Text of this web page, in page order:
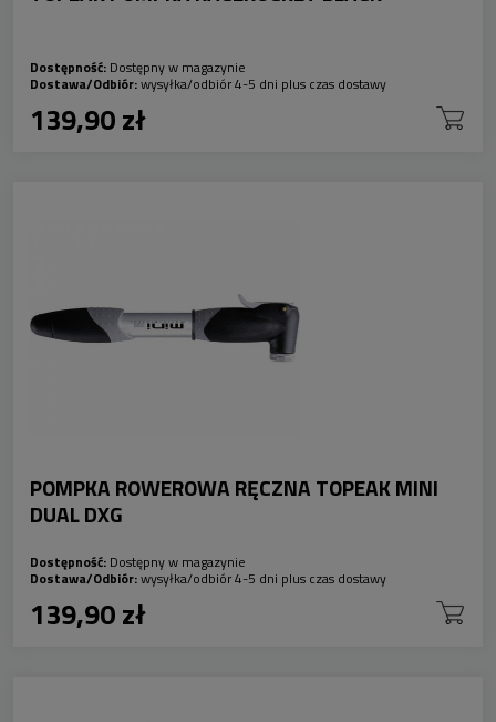
Dostępność: Dostępny w magazynie
Dostawa/Odbiór:wysyłka/odbiór 4-5 dni plus czas dostawy
139,90 zł
POMPKA ROWEROWA RĘCZNA TOPEAK MINI
DUAL DXG
Dostępność: Dostępny w magazynie
Dostawa/Odbiór:wysyłka/odbiór 4-5 dni plus czas dostawy
139,90 zł